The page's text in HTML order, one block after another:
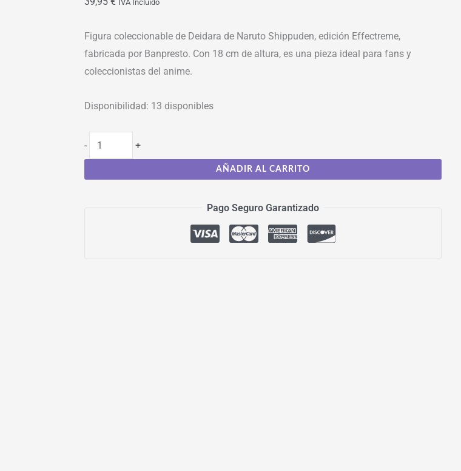
IVA Incluído
Figura coleccionable de Deidara de Naruto Shippuden, edición Effectreme,
fabricada por Banpresto. Con 18 cm de altura, es una pieza ideal para fans y
coleccionistas del anime.
Disponibilidad: 13 disponibles
- +
AÑADIR AL CARRITO
Pago Seguro Garantizado